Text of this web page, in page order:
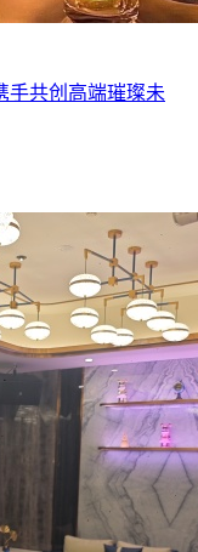
手共创高端璀璨未